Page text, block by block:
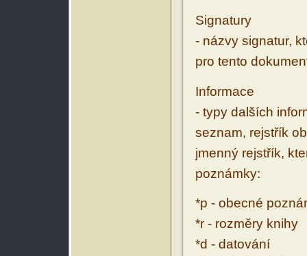
Signatury
- názvy signatur,
pro tento
Informace
- typy dalších
seznam, rejstřík
jmenný rejstřík,
poznámky:
*p - obecné
*r - rozměry knihy
*d - datování